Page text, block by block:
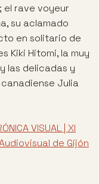
rave voyeur
su aclamado
en solitario de
Kiki Hitomi, la muy
las delicadas y
Julia
VISUAL | XI
de Gijón